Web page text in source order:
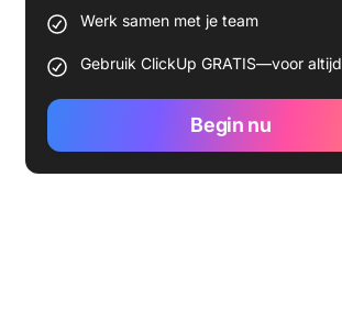
Werk samen met je team
Gebruik ClickUp GRATIS—voor altijd
Begin nu